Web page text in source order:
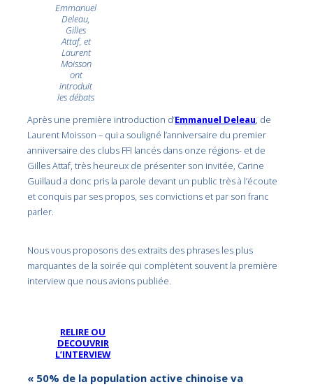
Emmanuel
Deleau,
Gilles
Attaf, et
Laurent
Moisson
ont
introduit
les débats
Après une première introduction d’Emmanuel Deleau, de
Laurent Moisson – qui a souligné l’anniversaire du premier
anniversaire des clubs FFI lancés dans onze régions- et de
Gilles Attaf, très heureux de présenter son invitée, Carine
Guillaud a donc pris la parole devant un public très à l’écoute
et conquis par ses propos, ses convictions et par son franc
parler.
Nous vous proposons des extraits des phrases les plus
marquantes de la soirée qui complètent souvent la première
interview que nous avions publiée.
RELIRE OU
DECOUVRIR
L’INTERVIEW
« 50% de la population active chinoise va